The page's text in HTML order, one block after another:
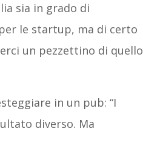
sia in grado di
le startup, ma di certo
un pezzettino di quello
in un pub: “I
diverso. Ma